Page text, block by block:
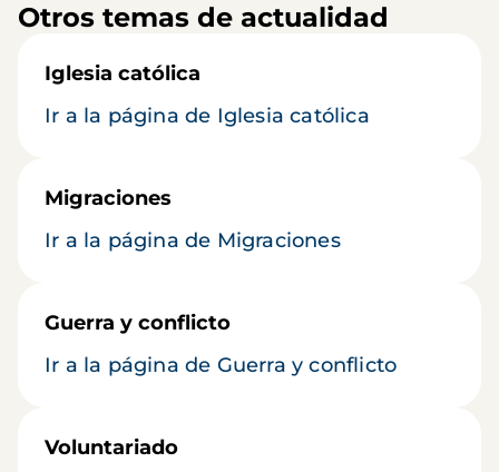
Otros temas de actualidad
Iglesia católica
Ir a la página de Iglesia católica
Migraciones
Ir a la página de Migraciones
Guerra y conflicto
Ir a la página de Guerra y conflicto
Voluntariado